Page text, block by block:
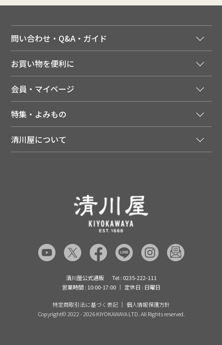
問い合わせ・Q&A・ガイド
ご利用ガイド
領収書について
送料について
配達日について
返品について
よくあるご質問（FAQ）
あんしんの品質保証について（産直品）
品質保証について（通常品）
お買い物を便利に
季節のカタログを無料でお届け
店舗・ECポイント共通アプリ
LINEお友だち登録
会員・マイページ
会員特典について
注文履歴
特集・よみもの
メディア掲載商品
清川屋のレビューを見る
清川屋について
清川屋公式通販
Tel : 0235-222-111
営業時間 : 10:00-17:00
定休日 : 日曜日
特定商取引法に基づく表記
個人情報保護方針
Copyright©2022 - 2026 KIYOKAWAYA LTD. All Rights reserved.